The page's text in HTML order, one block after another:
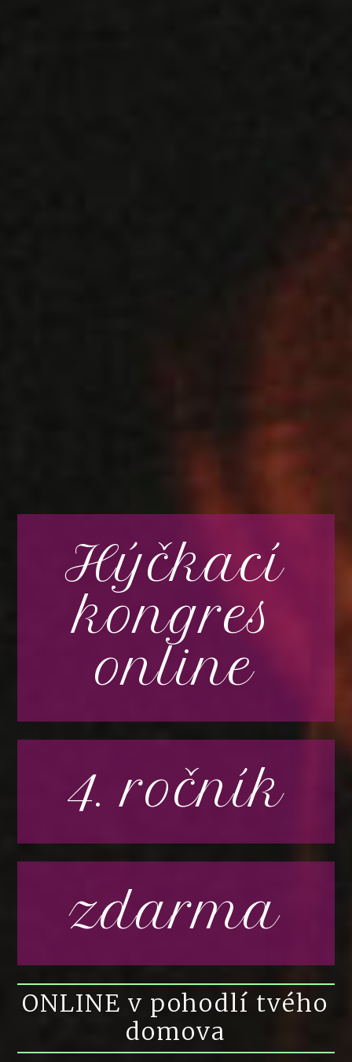
Hýčkací
kongres
online
4. ročník
zdarma
ONLINE v pohodlí tvého
domova